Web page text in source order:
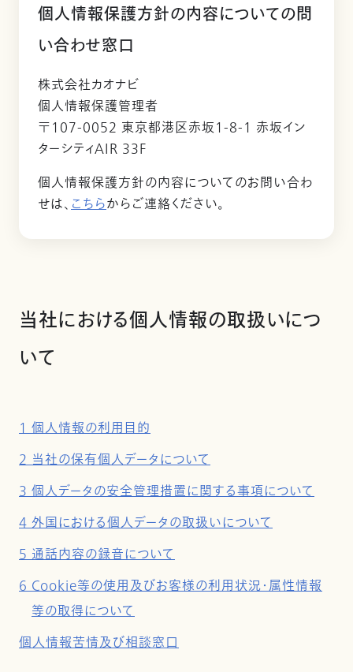
個人情報保護方針の内容についての問
い合わせ窓口
株式会社カオナビ
個人情報保護管理者
〒107-0052 東京都港区赤坂1-8-1 赤坂イン
ターシティAIR 33F
個人情報保護方針の内容についてのお問い合わ
せは、こちらからご連絡ください。
当社における個人情報の取扱いにつ
いて
1 個人情報の利用目的
2 当社の保有個人データについて
3 個人データの安全管理措置に関する事項について
4 外国における個人データの取扱いについて
5 通話内容の録音について
6 Cookie等の使用及びお客様の利用状況・属性情報
等の取得について
個人情報苦情及び相談窓口